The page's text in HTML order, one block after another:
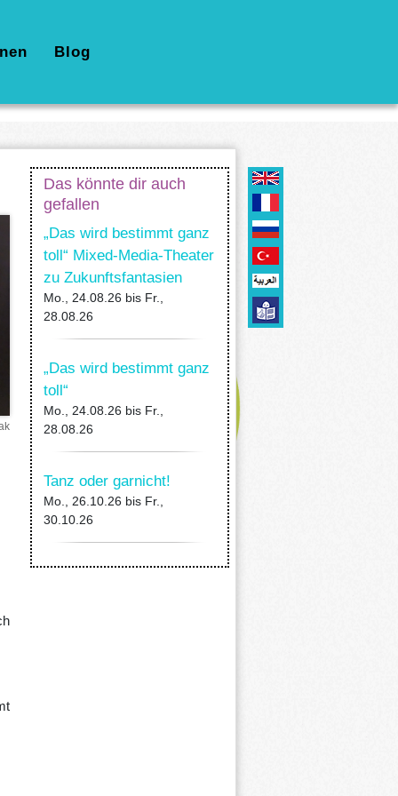
Blog
Das könnte dir auch
gefallen
„Das wird bestimmt ganz
toll“ Mixed-Media-Theater
zu Zukunftsfantasien
Mo., 24.08.26 bis Fr.,
28.08.26
„Das wird bestimmt ganz
toll“
Mo., 24.08.26 bis Fr.,
28.08.26
Tanz oder garnicht!
Mo., 26.10.26 bis Fr.,
30.10.26